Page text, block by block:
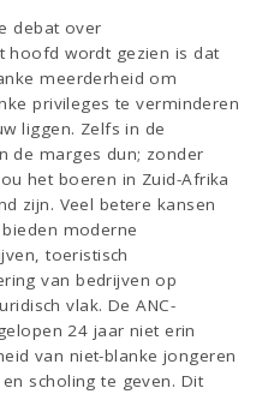
debat over
hoofd wordt gezien is dat
meerderheid om
privileges te verminderen
liggen. Zelfs in de
de marges dun; zonder
het boeren in Zuid-Afrika
zijn. Veel betere kansen
moderne
toeristisch
van bedrijven op
vlak. De ANC-
24 jaar niet erin
van niet-blanke jongeren
scholing te geven. Dit